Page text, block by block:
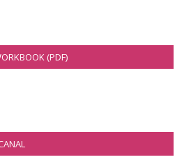
(PDF)